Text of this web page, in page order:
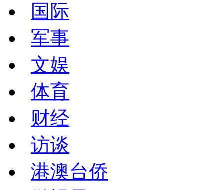
国际
军事
文娱
体育
财经
访谈
港澳台侨